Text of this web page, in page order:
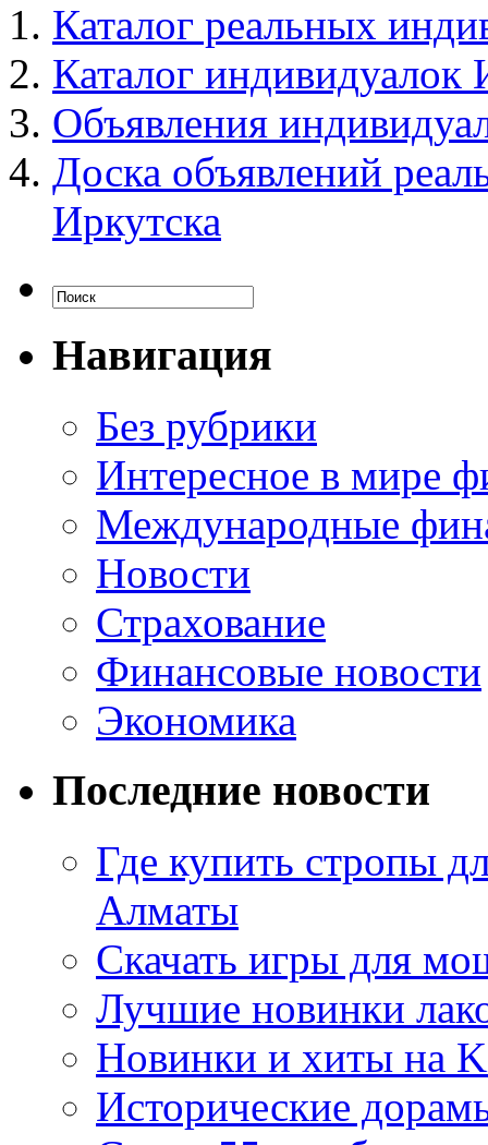
Каталог реальных
Каталог индивидуалок
Объявления
Доска объявлений
Иркутска
Навигация
Без рубрики
Интересное в мире
Международные
Новости
Страхование
Финансовые новости
Экономика
Последние новости
Где купить стропы
Алматы
Скачать игры для
Лучшие новинки
Новинки и хиты на
Исторические